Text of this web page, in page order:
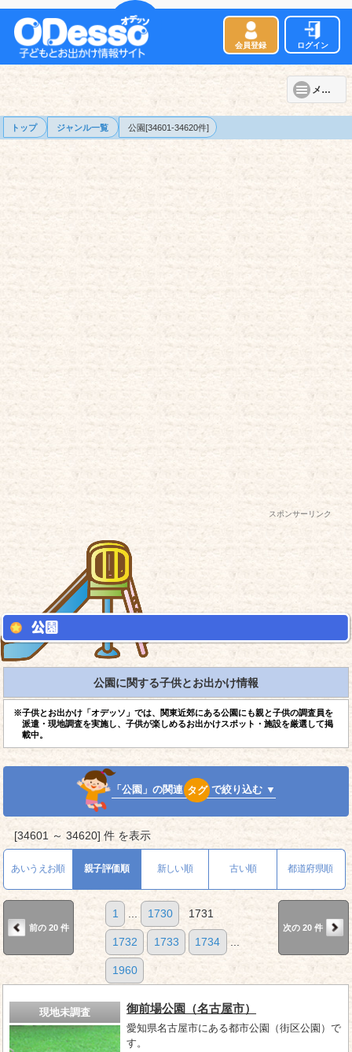
会員登録 ログイン
メニュー
トップ ジャンル一覧 公園[34601-34620件]
スポンサーリンク
公園に関する子供とお出かけ情報
※子供とお出かけ「オデッソ」では、関東近郊にある公園にも親と子供の調査員を
派遣・現地調査を実施し、子供が楽しめるお出かけスポット・施設を厳選して掲
載中。
「公園」の関連 タグ で絞り込む ▼
[34601 ～ 34620] 件 を表示
あいうえお順 親子評価順 新しい順 古い順 都道府県順
前の 20 件
1 ... 1730 1731
1732 1733 1734 ...
1960
次の 20 件
現地未調査 御前場公園（名古屋市）
愛知県名古屋市にある都市公園（街区公園）で
す。